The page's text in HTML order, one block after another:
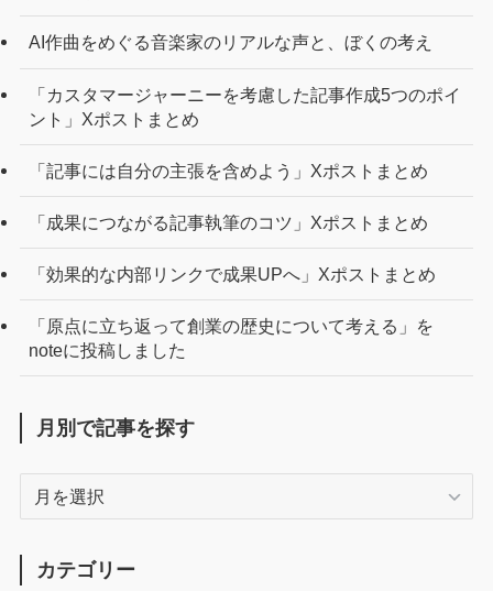
AI作曲をめぐる音楽家のリアルな声と、ぼくの考え
「カスタマージャーニーを考慮した記事作成5つのポイ
ント」Xポストまとめ
「記事には自分の主張を含めよう」Xポストまとめ
「成果につながる記事執筆のコツ」Xポストまとめ
「効果的な内部リンクで成果UPへ」Xポストまとめ
「原点に立ち返って創業の歴史について考える」を
noteに投稿しました
月別で記事を探す
カテゴリー